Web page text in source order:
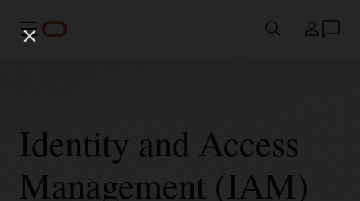
Menü Land
Identity and Access
Management (IAM)